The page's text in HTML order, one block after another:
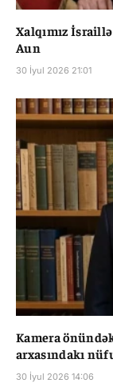
Xalqımız
Aun
30 İyul 2026 21:01
Kamera
arxasındakı
30 İyul 2026 14:06